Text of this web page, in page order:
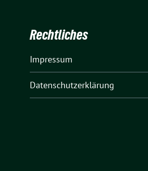
Rechtliches
Impressum
Datenschutzerklärung